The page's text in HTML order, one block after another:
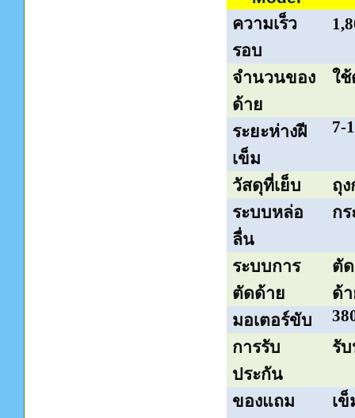
ความเร็ว
รอบ
1,
จำนวนของ
ด้าย
ใช้
ระยะห่างฝี
เข็ม
7-
วัสดุที่เย็บ
ถุ
ระบบหล่อ
ลื่น
ก
ระบบการ
ตัดด้าย
ตั
ด้
มอเตอร์ขับ
การรับ
ประกัน
รั
ของแถม
เ